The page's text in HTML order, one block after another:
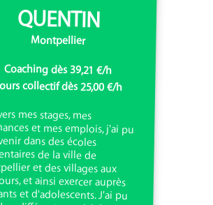
QUENTIN
Montpellier
Coaching dès 39,21 €/h
collectif dès 25,00 €/h
mes stages, mes
et mes emplois, j'ai pu
dans des écoles
de la ville de
et des villages aux
et ainsi exercer auprès
et d'adolescents. J'ai pu
différentes activités
comme du sport
des sports de pleine